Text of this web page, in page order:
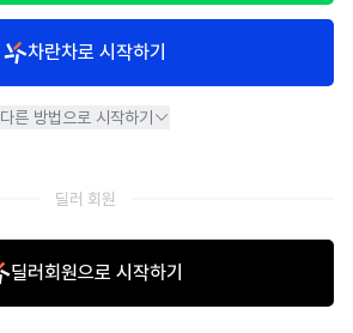
차란차로 시작하기
다른 방법으로 시작하기
딜러 회원
딜러회원으로 시작하기